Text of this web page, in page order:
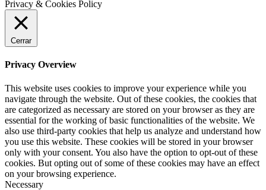
Privacy & Cookies Policy
Cerrar
Privacy Overview
This website uses cookies to improve your experience while you
navigate through the website. Out of these cookies, the cookies that
are categorized as necessary are stored on your browser as they are
essential for the working of basic functionalities of the website. We
also use third-party cookies that help us analyze and understand how
you use this website. These cookies will be stored in your browser
only with your consent. You also have the option to opt-out of these
cookies. But opting out of some of these cookies may have an effect
on your browsing experience.
Necessary